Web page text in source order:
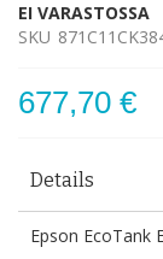
EI VARASTOSSA
SKU
677,70 €
Details
Epson EcoTank